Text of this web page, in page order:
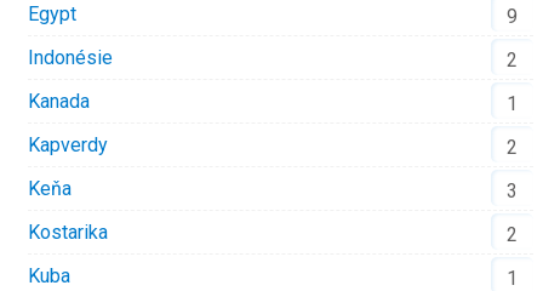
Egypt
9
Indonésie
2
Kanada
1
Kapverdy
2
Keňa
3
Kostarika
2
Kuba
1